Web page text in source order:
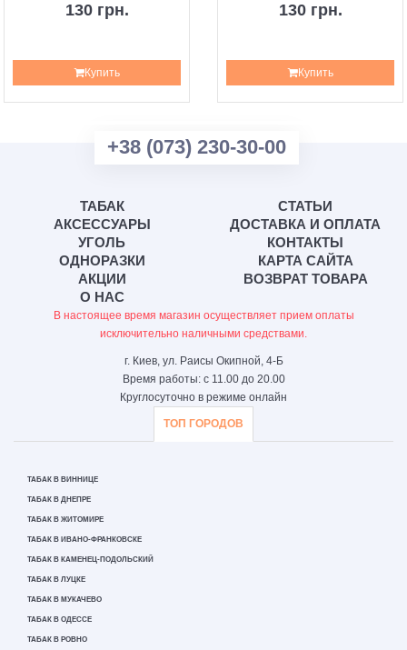
130 грн.
Купить
130 грн.
Купить
+38 (073) 230-30-00
ТАБАК
АКСЕССУАРЫ
УГОЛЬ
ОДНОРАЗКИ
АКЦИИ
О НАС
СТАТЬИ
ДОСТАВКА И ОПЛАТА
КОНТАКТЫ
КАРТА САЙТА
ВОЗВРАТ ТОВАРА
В настоящее время магазин осуществляет прием оплаты
исключительно наличными средствами.
г. Киев, ул. Раисы Окипной, 4-Б
Время работы: с 11.00 до 20.00
Круглосуточно в режиме онлайн
ТОП ГОРОДОВ
ТАБАК В ВИННИЦЕ
ТАБАК В ДНЕПРЕ
ТАБАК В ЖИТОМИРЕ
ТАБАК В ИВАНО-ФРАНКОВСКЕ
ТАБАК В КАМЕНЕЦ-ПОДОЛЬСКИЙ
ТАБАК В ЛУЦКЕ
ТАБАК В МУКАЧЕВО
ТАБАК В ОДЕССЕ
ТАБАК В РОВНО